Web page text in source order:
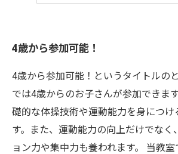
4歳から参加可能！
4歳から参加可能！というタイトルの
では4歳からのお子さんが参加できま
礎的な体操技術や運動能力を身につけ
す。また、運動能力の向上だけでなく
ョン力や集中力も養われます。 当教